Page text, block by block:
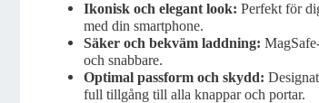
Ikonisk och elegant look: Perfekt för
med din smartphone.
Säker och bekväm laddning:
och snabbare.
Optimal passform och skydd:
full tillgång till alla knappar och portar.